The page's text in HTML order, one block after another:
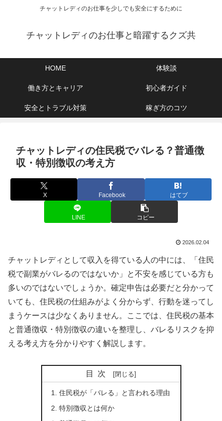
チャットレディのお仕事を少しでも安全にするために
チャットレディのお仕事と暗躍するクズ共
HOME 体験談
働き方とキャリア 初心者ガイド
安全とトラブル対策 稼ぎ方のコツ
チャットレディの住民税でバレる？普通徴
収・特別徴収の考え方
X Facebook はてブ
LINE コピー
2026.02.04
チャットレディとして収入を得ている人の中には、「住民
税で副業がバレるのではないか」と不安を感じている方も
多いのではないでしょうか。確定申告は必要だと分かって
いても、住民税の仕組みがよく分からず、行動を迷ってし
まうケースは少なくありません。ここでは、住民税の基本
と普通徴収・特別徴収の違いを整理し、バレるリスクを抑
える考え方を分かりやすく解説します。
目次
住民税が「バレる」と言われる理由
特別徴収とは何か